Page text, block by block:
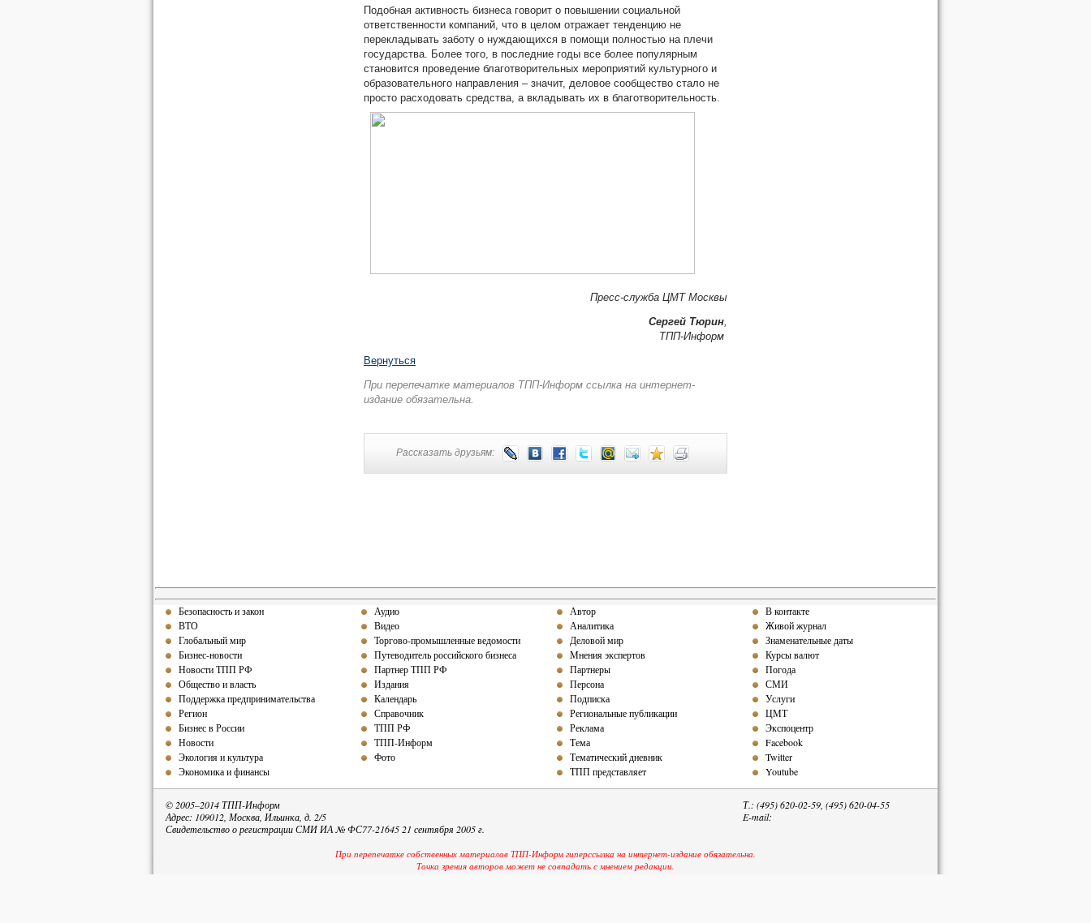
Подобная активность бизнеса говорит о повышении социальной
ответственности компаний, что в целом отражает тенденцию не
перекладывать заботу о нуждающихся в помощи полностью на плечи
государства. Более того, в последние годы все более популярным
становится проведение благотворительных мероприятий культурного и
образовательного направления – значит, деловое сообщество стало не
просто расходовать средства, а вкладывать их в благотворительность.
Пресс-служба ЦМТ Москвы
Сергей Тюрин,
ТПП-Информ
Вернуться
При перепечатке материалов ТПП-Информ ссылка на интернет-
издание обязательна.
Рассказать друзьям:
Безопасность и закон
ВТО
Глобальный мир
Бизнес-новости
Новости ТПП РФ
Общество и власть
Поддержка предпринимательства
Регион
Бизнес в России
Новости
Экология и культура
Экономика и финансы
Аудио
Видео
Торгово-промышленные ведомости
Путеводитель российского бизнеса
Партнер ТПП РФ
Издания
Календарь
Справочник
ТПП РФ
ТПП-Информ
Фото
Автор
Аналитика
Деловой мир
Мнения экспертов
Партнеры
Персона
Подписка
Региональные публикации
Реклама
Тема
Тематический дневник
ТПП представляет
В контакте
Живой журнал
Знаменательные даты
Курсы валют
Погода
СМИ
Услуги
ЦМТ
Экспоцентр
Facebook
Twitter
Youtube
© 2005–2014 ТПП-Информ
Адрес: 109012, Москва, Ильинка, д. 2/5
Свидетельство о регистрации СМИ ИА № ФС77-21645 21 сентября 2005 г.
Т.: (495) 620-02-59, (495) 620-04-55
E-mail:
При перепечатке собственных материалов ТПП-Информ гиперссылка на интернет-издание обязательна.
Точка зрения авторов может не совпадать с мнением редакции.